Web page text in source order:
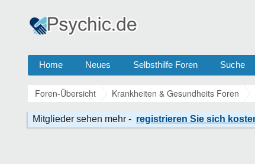
Home Neues Selbsthilfe Foren Suche
Foren-Übersicht Krankheiten & Gesundheits Foren